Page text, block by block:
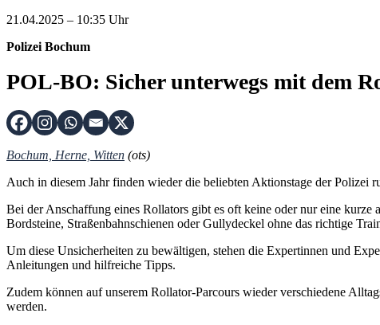
21.04.2025 – 10:35 Uhr
Polizei Bochum
POL-BO: Sicher unterwegs mit dem
Bochum, Herne, Witten (ots)
Auch in diesem Jahr finden wieder die beliebten Aktionstage der Polizei
Bei der Anschaffung eines Rollators gibt es oft keine oder nur eine
Bordsteine, Straßenbahnschienen oder Gullydeckel ohne das richtige
Um diese Unsicherheiten zu bewältigen, stehen die Expertinnen und
Anleitungen und hilfreiche Tipps.
Zudem können auf unserem Rollator-Parcours wieder verschiedene
werden.